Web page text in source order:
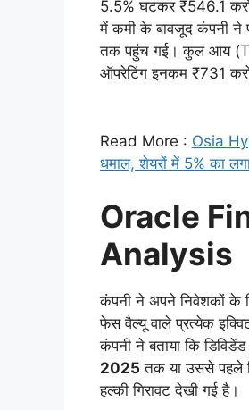
5.5% घटकर ₹546.1
में कमी के बावजूद कंपनी ने
तक पहुंच गई। कुल आय
ऑपरेटिंग इनकम ₹731
Read More : Osia
धमाल, शेयरों में 5% का
Oracle
Analysis
कंपनी ने अपने निवेशकों के
फेस वैल्यू वाले प्रत्येक
कंपनी ने बताया कि
2025 तक या उससे पहले
हल्की गिरावट देखी गई है।